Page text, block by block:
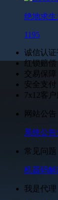
绝地求生
1195
诚信认证
红锁赔偿
交易保障
安全支付
7x12客户
网站公告
系统公告
常见问题
机器码解
我是代理